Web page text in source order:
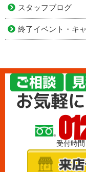
スタッフブログ
終了イベント・キ
受付時間